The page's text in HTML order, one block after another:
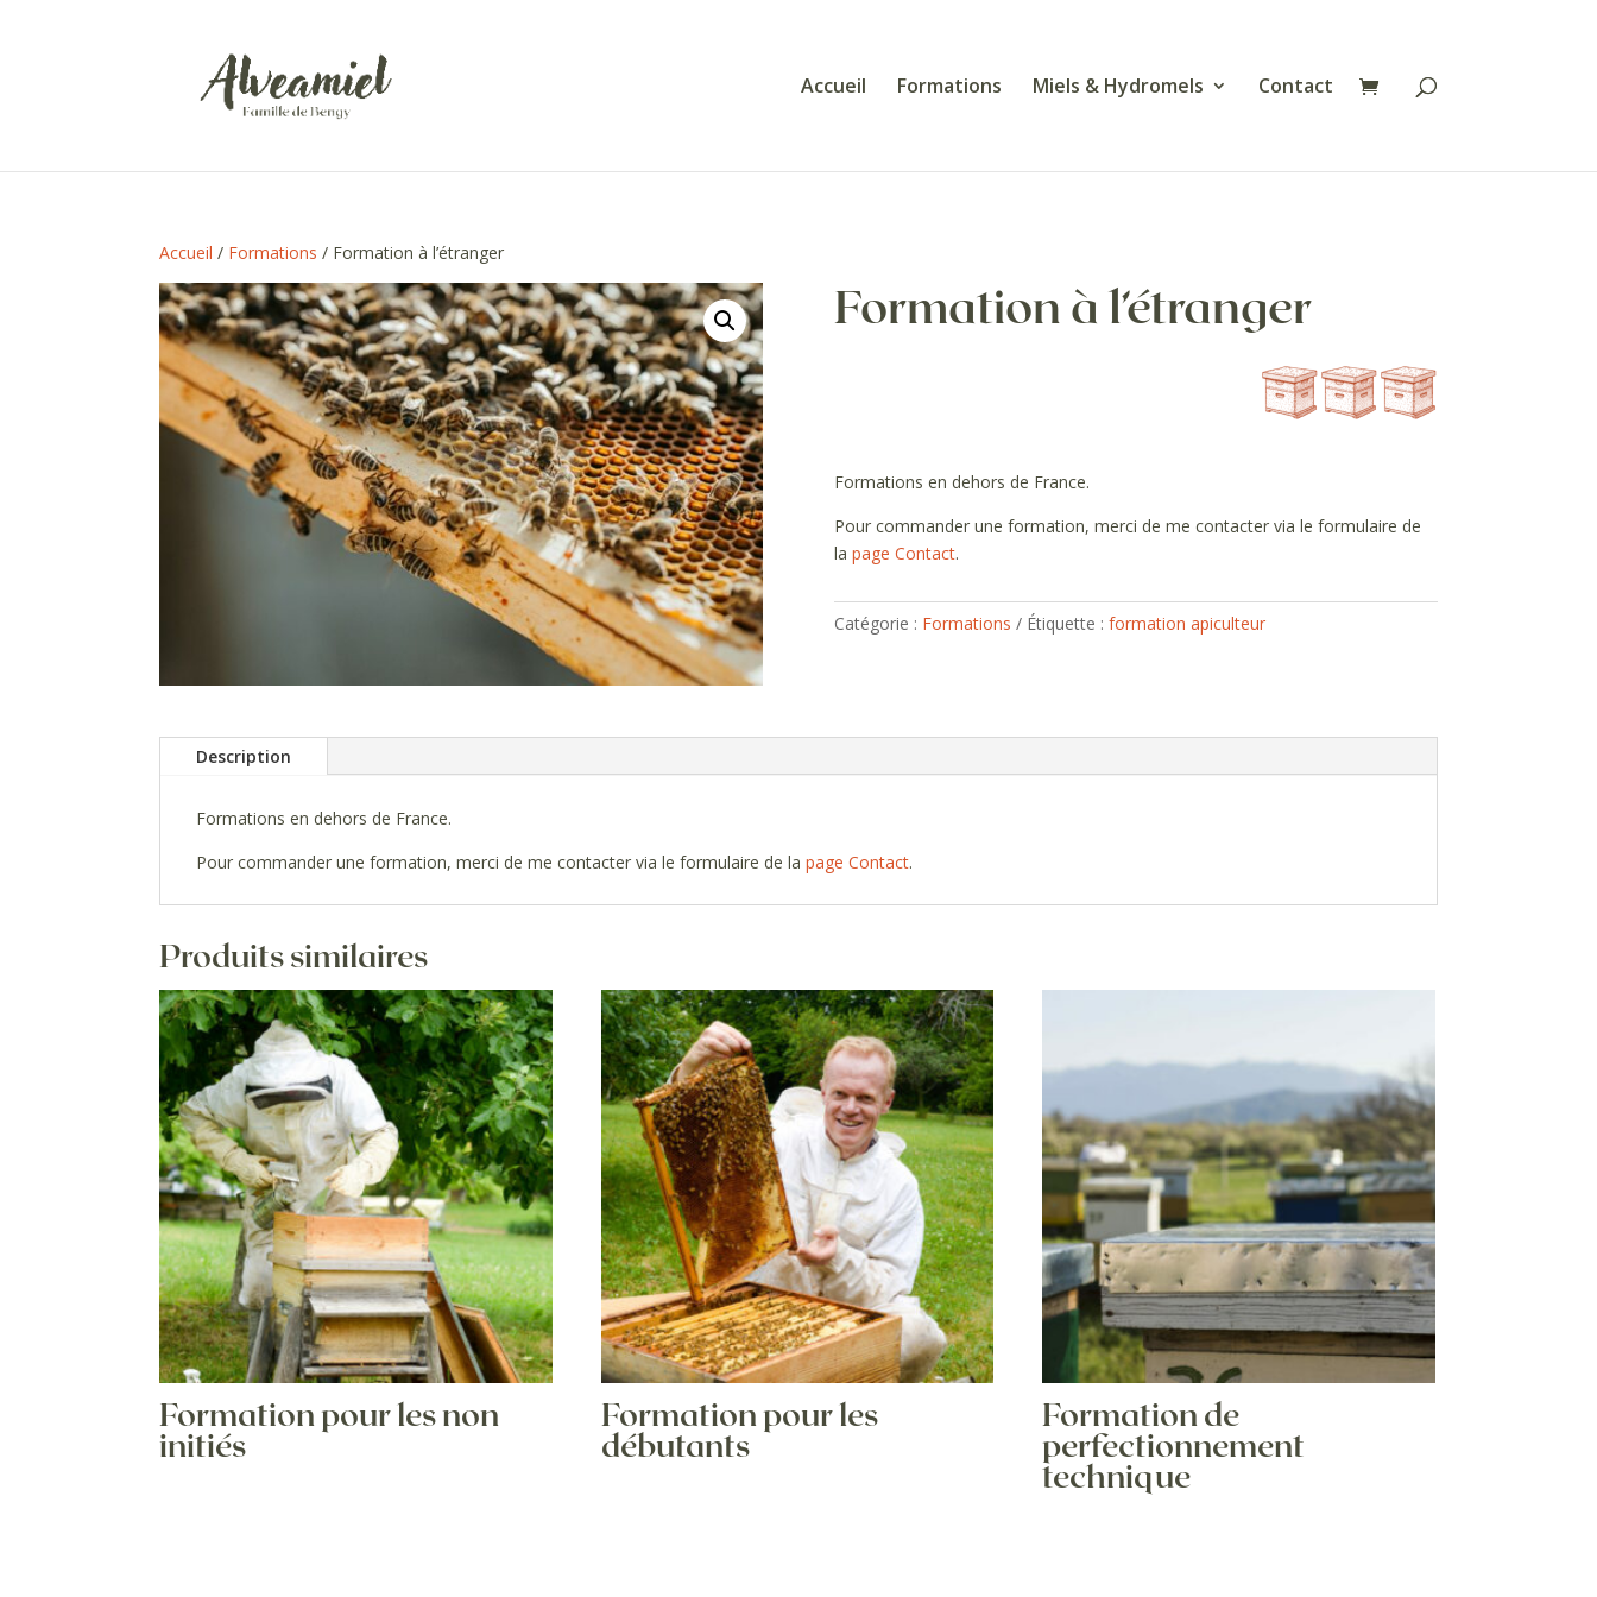
Accueil Formations Miels & Hydromels Contact
Accueil / Formations / Formation à l’étranger
Formation à l’étranger
Formations en dehors de France.
Pour commander une formation, merci de me contacter via le formulaire de
la page Contact.
Catégorie : Formations Étiquette : formation apiculteur
Description
Formations en dehors de France.
Pour commander une formation, merci de me contacter via le formulaire de lapage Contact.
Produits similaires
Formation pour les non
initiés
Formation pour les
débutants
Formation de
perfectionnement
technique